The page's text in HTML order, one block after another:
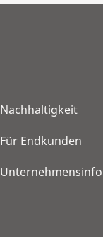
Nachhaltigkeit
Für Endkunden